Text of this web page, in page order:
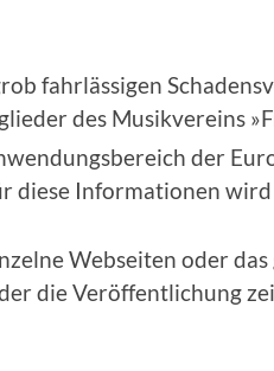
fahrlässigen
des Musikvereins
der
diese Informationen
Webseiten oder
die Veröffentlichung